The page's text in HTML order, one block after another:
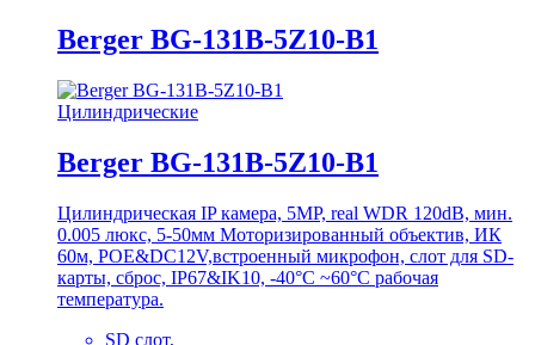
Berger BG-131B-5Z10-B1
Цилиндрические
Berger BG-131B-5Z10-B1
Цилиндрическая IP камера, 5MP, real WDR 120dB, мин.
0.005 люкс, 5-50мм Моторизированный объектив, ИК
60м, POE&DC12V,встроенный микрофон, слот для SD-
карты, сброс, IP67&IK10, -40°C ~60°C рабочая
температура.
SD слот,